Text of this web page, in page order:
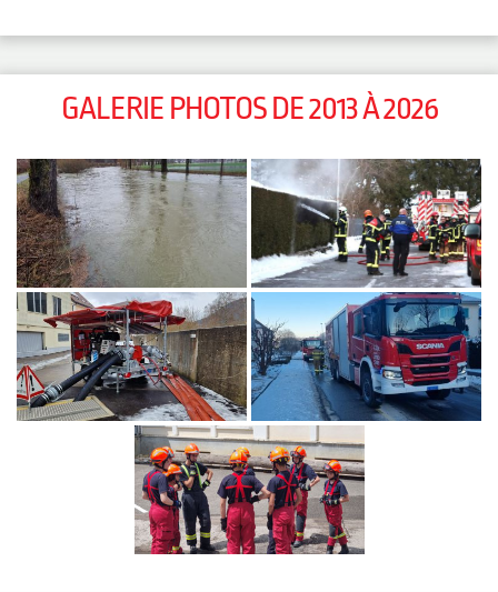
GALERIE PHOTOS DE 2013 À 2026